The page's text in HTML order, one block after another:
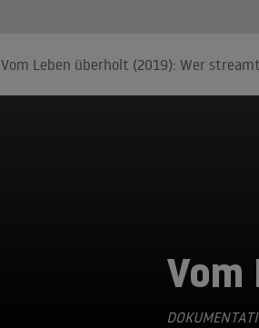
Vom Leben überholt (2019): Wer